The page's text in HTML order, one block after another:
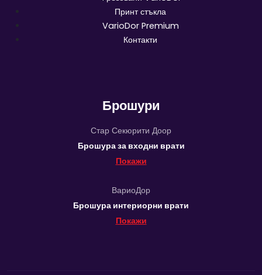
Принт стъкла
VarioDor Premium
Контакти
Брошури
Стар Секюрити Доор
Брошура за входни врати
Покажи
ВариоДор
Брошура интериорни врати
Покажи